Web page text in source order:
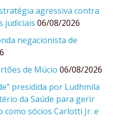
agressiva contra
judiciais 06/08/2026
negacionista de
de Múcio 06/08/2026
presidida por Ludhmila
da Saúde para gerir
sócios Carlotti Jr. e